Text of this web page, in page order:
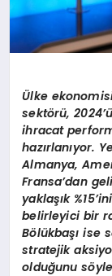
Ülke
sektörü,
ihracat
hazırlanıyor.
Almanya,
Fransa’dan
yaklaşık
belirleyici bir
Bölükbaşı ise
stratejik
olduğunu